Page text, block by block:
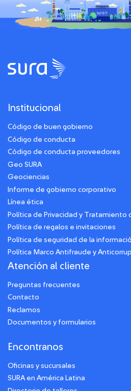
Institucional
Código de buen gobierno
Código de conducta
Código de conducta proveedores
Geo SURA
Geociencias
Informe de gobierno corporativo
Línea ética
Política de Privacidad y Tratamiento
Política de regalos e invitaciones
Política de seguridad de la
Política Marco Antifraude y
Atención al cliente
Preguntas frecuentes
Contacto
Reclamos
Documentos y formularios
Encontranos
Oficinas y sucursales
SURA en América Latina